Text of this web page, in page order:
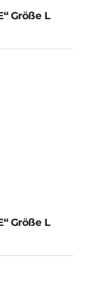
L
Größe L
L
Größe L